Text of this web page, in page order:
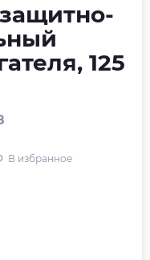
защитно-
125
В избранное